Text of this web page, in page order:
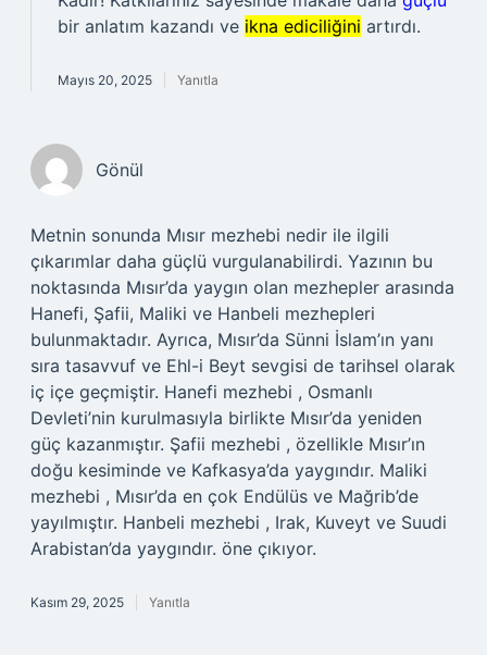
bir anlatım kazandı ve ikna ediciliğini artırdı.
Mayıs 20, 2025 Yanıtla
Gönül
Metnin sonunda Mısır mezhebi nedir ile ilgili
çıkarımlar daha güçlü vurgulanabilirdi. Yazının bu
noktasında Mısır’da yaygın olan mezhepler arasında
Hanefi, Şafii, Maliki ve Hanbeli mezhepleri
bulunmaktadır. Ayrıca, Mısır’da Sünni İslam’ın yanı
sıra tasavvuf ve Ehl-i Beyt sevgisi de tarihsel olarak
iç içe geçmiştir. Hanefi mezhebi , Osmanlı
Devleti’nin kurulmasıyla birlikte Mısır’da yeniden
güç kazanmıştır. Şafii mezhebi , özellikle Mısır’ın
doğu kesiminde ve Kafkasya’da yaygındır. Maliki
mezhebi , Mısır’da en çok Endülüs ve Mağrib’de
yayılmıştır. Hanbeli mezhebi , Irak, Kuveyt ve Suudi
Arabistan’da yaygındır. öne çıkıyor.
Kasım 29, 2025 Yanıtla